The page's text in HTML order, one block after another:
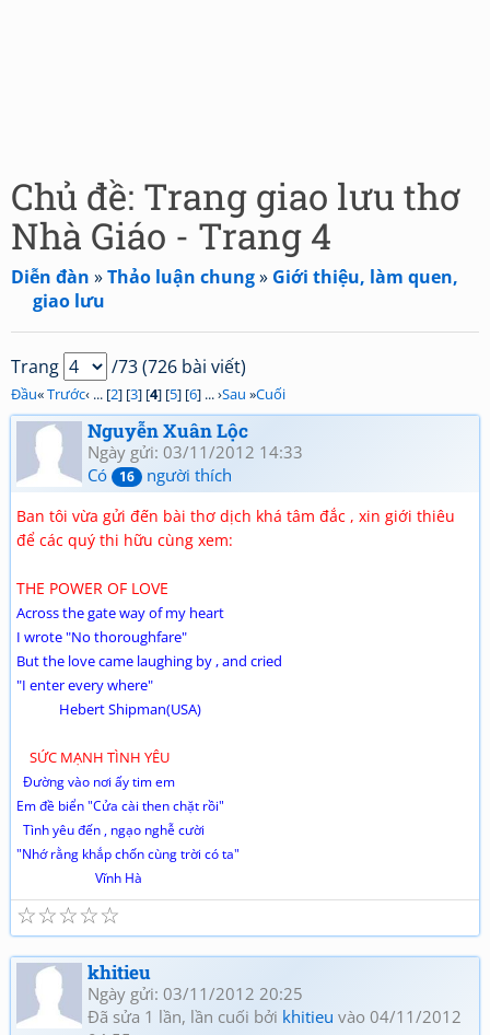
Chủ đề: Trang giao lưu thơ
Nhà Giáo - Trang 4
Diễn đàn »Thảo luận chung» Giới thiệu, làm quen,
giao lưu
Trang /73 (726 bài viết)
Đầu«Trước‹ ... [2] [3] [4] [5] [6] ... ›Sau »Cuối
Nguyễn Xuân Lộc
Ngày gửi: 03/11/2012 14:33
Có
16 người thích
Ban tôi vừa gửi đến bài thơ dịch khá tâm đắc , xin giới thiêu
để các quý thi hữu cùng xem:
THE POWER OF LOVE
Across the gate way of my heart
I wrote "No thoroughfare"
But the love came laughing by , and cried
"I enter every where"
Hebert Shipman(USA)
SỨC MẠNH TÌNH YÊU
Đường vào nơi ấy tim em
Em đề biển "Cửa cài then chặt rồi"
Tình yêu đến , ngạo nghễ cười
"Nhớ rằng khắp chốn cùng trời có ta"
Vĩnh Hà
☆
☆
☆
☆
☆
khitieu
Ngày gửi: 03/11/2012 20:25
Đã sửa 1 lần, lần cuối bởi khitieu vào 04/11/2012